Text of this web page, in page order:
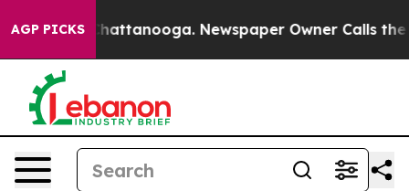
AGP PICKS
in Chattanooga. Newspaper Owner Calls the